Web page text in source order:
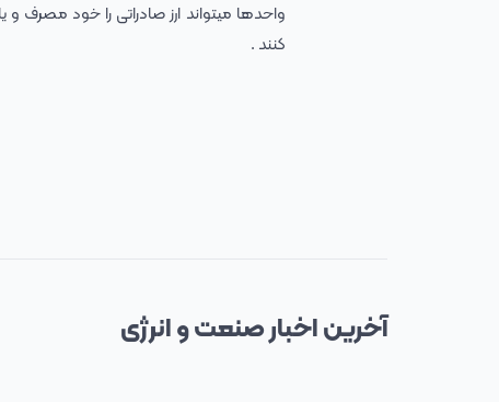
واحدها میتواند ارز صادراتی را خود مصرف و
کنند .
آخریناخبارصنعت و انرژی